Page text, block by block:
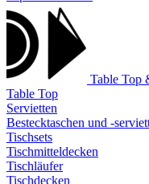
Table Top
Table Top
Servietten
Bestecktaschen und -
Tischsets
Tischmitteldecken
Tischläufer
Tischdecken